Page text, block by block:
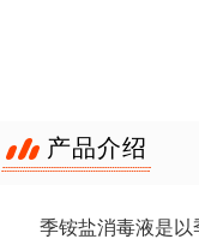
产品介绍
季铵盐消毒液是